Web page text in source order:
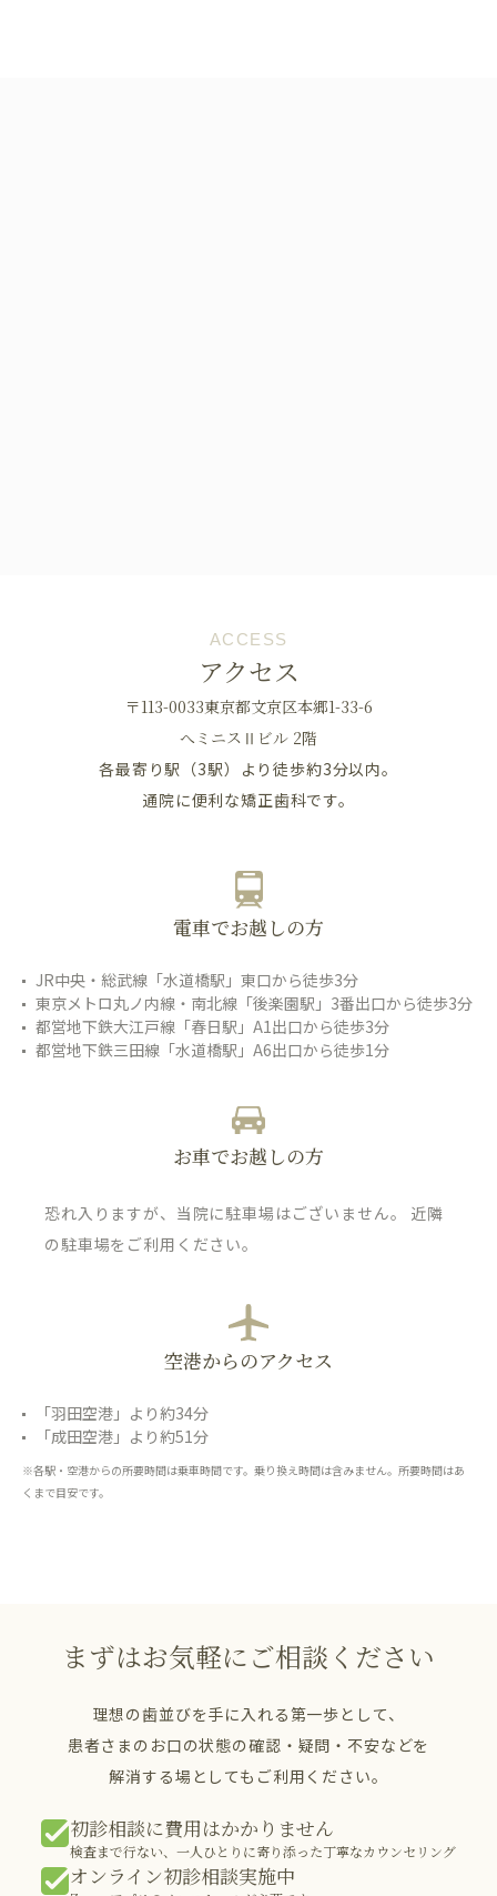
ACCESS
アクセス
〒113-0033東京都文京区本郷1-33-6
へミニスⅡビル 2階
各最寄り駅（3駅）より徒歩約3分以内。
通院に便利な矯正歯科です。
電車でお越しの方
JR中央・総武線「水道橋駅」東口から徒歩3分
東京メトロ丸ノ内線・南北線「後楽園駅」3番出口から徒歩3分
都営地下鉄大江戸線「春日駅」A1出口から徒歩3分
都営地下鉄三田線「水道橋駅」A6出口から徒歩1分
お車でお越しの方
恐れ入りますが、当院に駐車場はございません。 近隣
の駐車場をご利用ください。
空港からのアクセス
「羽田空港」より約34分
「成田空港」より約51分
※各駅・空港からの所要時間は乗車時間です。乗り換え時間は含みません。所要時間はあ
くまで目安です。
まずはお気軽にご相談ください
理想の歯並びを手に入れる第一歩として、
患者さまのお口の状態の確認・疑問・不安などを
解消する場としてもご利用ください。
初診相談に費用はかかりません
検査まで行ない、一人ひとりに寄り添った丁寧なカウンセリング
オンライン初診相談実施中